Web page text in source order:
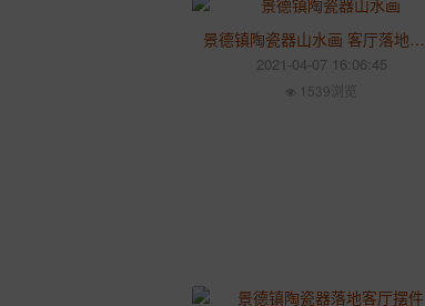
景德镇陶瓷器山水画 客厅落地大花瓶 酒店装饰礼品大摆件
2021-04-07 16:06:45
1539浏览